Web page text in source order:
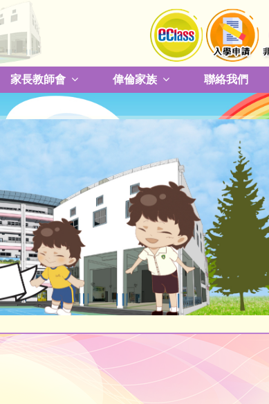
家長教師會 偉倫家族 聯絡我們